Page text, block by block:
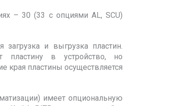
– 30 (33 с опциями AL, SCU)
загрузка и выгрузка пластин.
в устройство, но
края пластины осуществляется
имеет опциональную